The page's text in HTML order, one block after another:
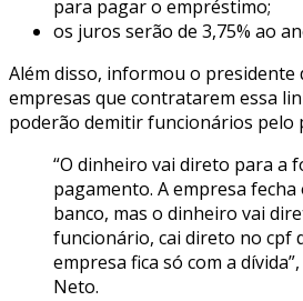
para pagar o empréstimo;
os juros serão de 3,75% ao
Além disso, informou o presidente
empresas que contratarem essa
poderão demitir funcionários pelo
“O dinheiro vai direto para a
pagamento. A empresa
banco, mas o dinheiro vai
funcionário, cai direto no cpf
empresa fica só com a
Neto.